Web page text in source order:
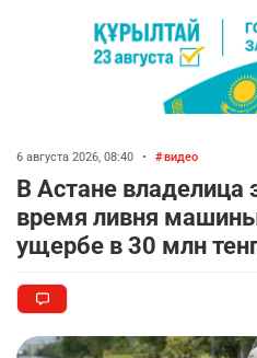
Казахстане
баранину и конину
2465 5 17
9
🏠 Оправданному
квартиру
10
кинорежиссёр Ардак
6 августа 2026, 08:40 • видео
В Астане владелица
время ливня
ущербе в 30 млн